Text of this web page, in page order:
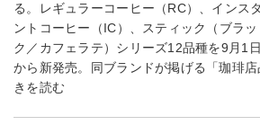
る。レギュラーコーヒー（RC）、インスタ
ントコーヒー（IC）、スティック（ブラッ
ク／カフェラテ）シリーズ12品種を9月1日
から新発売。同ブランドが掲げる「珈琲
きを読む